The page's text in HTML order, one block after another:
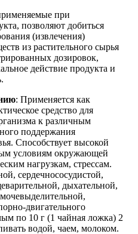
при
позволяют добиться
(извлечения)
из растительного сырья
дозировок,
действие продукта и
: Применяется как
средство для
к различным
поддержания
Способствует высокой
условиям окружающей
нагрузкам, стрессам.
сердечнососудистой,
дыхательной,
двигательного
по 10 г (1 чайная ложка) 2
водой, чаем, молоком.